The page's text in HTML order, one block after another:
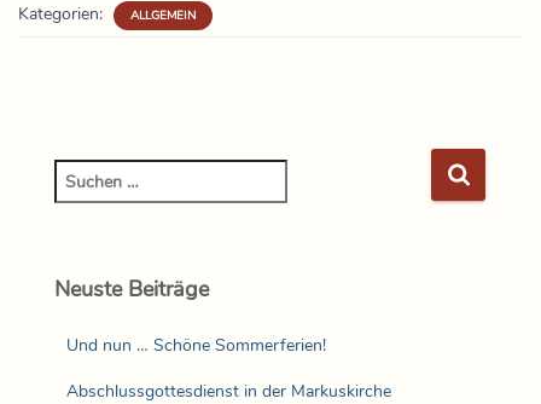
Kategorien: ALLGEMEIN
Neuste Beiträge
Und nun … Schöne Sommerferien!
Abschlussgottesdienst in der Markuskirche